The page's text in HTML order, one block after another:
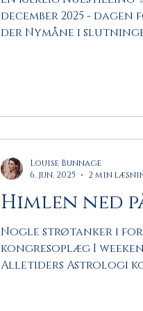
december 2025 -
der Nymåne i
kærlig nulstilling; en
hjertet være vores
Himlen ned
Nogle strøtanker i
kongresoplæg I weekenden deltager jeg i
Alletiders Astrologi
Louise Bunnage
6. jun. 2025
2 min